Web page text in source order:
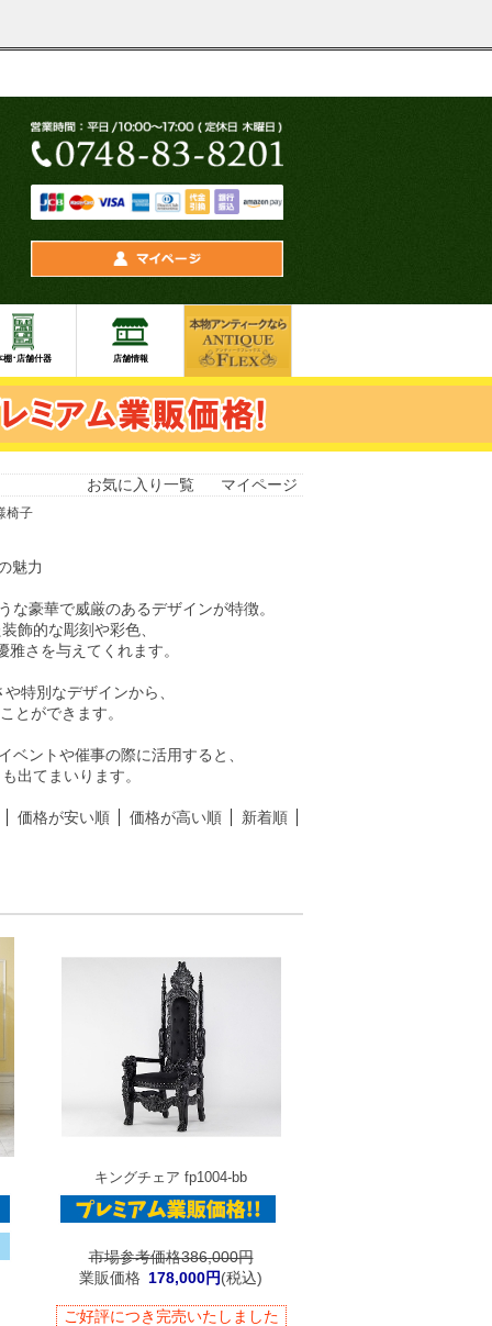
お気に入り一覧 マイページ
椅子
魅力
豪華で威厳のあるデザインが特徴。
飾的な彫刻や彩色、
さを与えてくれます。
特別なデザインから、
とができます。
ントや催事の際に活用すると、
出てまいります。
価格が安い順 価格が高い順 新着順
キングチェア fp1004-bb
市場参考価格386,000円
業販価格 178,000円(税込)
ご好評につき完売いたしました